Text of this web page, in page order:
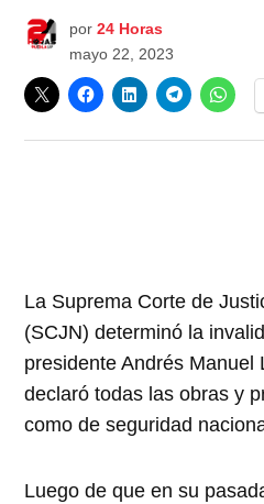
por 24 Horas
mayo 22, 2023
La Suprema Corte de
(SCJN) determinó la
presidente Andrés Manuel
declaró todas las obras y
como de seguridad
Luego de que en su